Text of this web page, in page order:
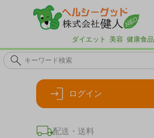
ダイエット 美容 健康食品
ログイン
配送・送料